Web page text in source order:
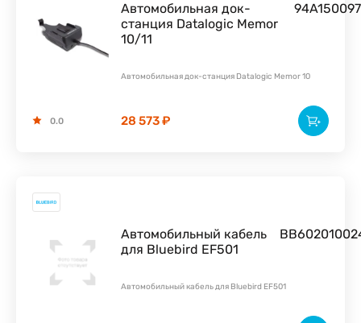
Автомобильная док-
станция Datalogic Memor
10/11
94A150097
Автомобильная док-станция Datalogic Memor 10
28 573 ₽
0.0
Автомобильный кабель
для Bluebird EF501
Автомобильный кабель для Bluebird EF501